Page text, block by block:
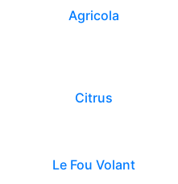
Agricola
Citrus
Le Fou Volant